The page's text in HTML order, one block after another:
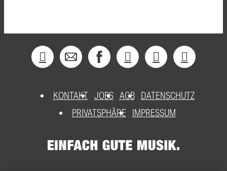
KONTAKT JOBS AGB DATENSCHUTZ
PRIVATSPHÄRE
IMPRESSUM